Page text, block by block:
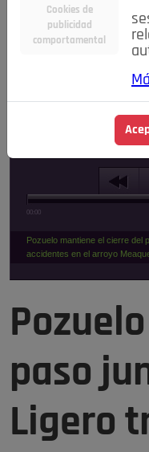
Entretenimiento
Internacional
Madrid
Escucha el audio de
00:00
Pozuelo mantiene el cierre del
accidentes en el arroyo
paso
Ligero
Cookies de
publicidad
comportamental